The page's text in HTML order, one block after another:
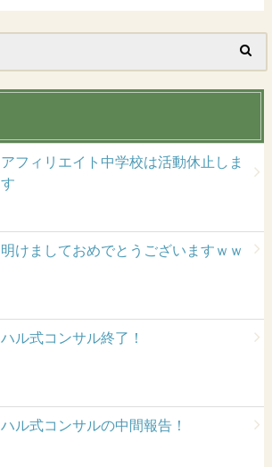
アフィリエイト中学校は活動休止しま
す
明けましておめでとうございますｗｗ
ハル式コンサル終了！
ハル式コンサルの中間報告！